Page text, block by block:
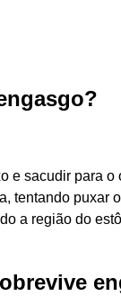
e sacudir para o
tentando puxar
a região do